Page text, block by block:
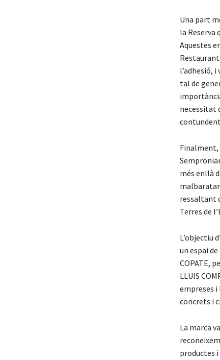
Una part
la Reserva
Aquestes
l’adhesió,
tal de
necessitat
Finalment,
més enllà
ressaltant
Terres de
L’objectiu
un espai
COPATE,
LLUIS
empreses i
concrets i
La marca
productes